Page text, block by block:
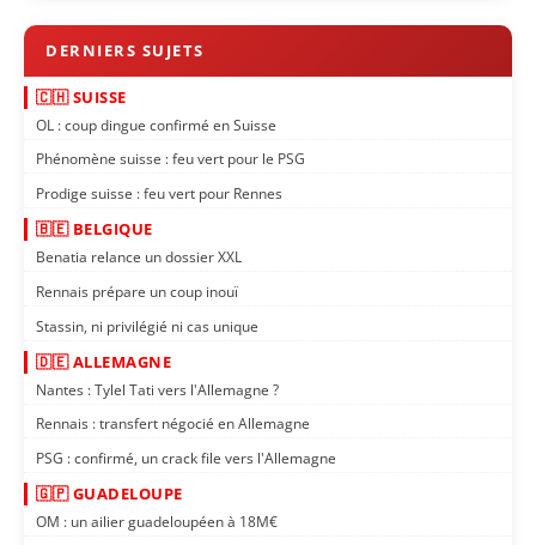
🇨🇭 SUISSE
OL : coup dingue confirmé en Suisse
Phénomène suisse : feu vert pour le PSG
Prodige suisse : feu vert pour Rennes
🇧🇪 BELGIQUE
Benatia relance un dossier XXL
Rennais prépare un coup inouï
Stassin, ni privilégié ni cas unique
🇩🇪 ALLEMAGNE
Nantes : Tylel Tati vers l'Allemagne ?
Rennais : transfert négocié en Allemagne
PSG : confirmé, un crack file vers l'Allemagne
🇬🇵 GUADELOUPE
OM : un ailier guadeloupéen à 18M€